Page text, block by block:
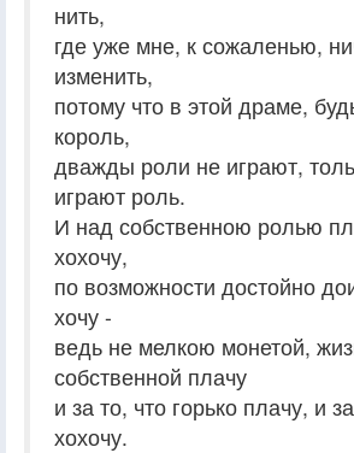
нить,
где уже мне, к сожаленью,
изменить,
потому что в этой драме,
король,
дважды роли не играют,
играют роль.
И над собственною ролью
хохочу,
по возможности достойно
хочу -
ведь не мелкою монетой,
собственной плачу
и за то, что горько плачу, и
хохочу.